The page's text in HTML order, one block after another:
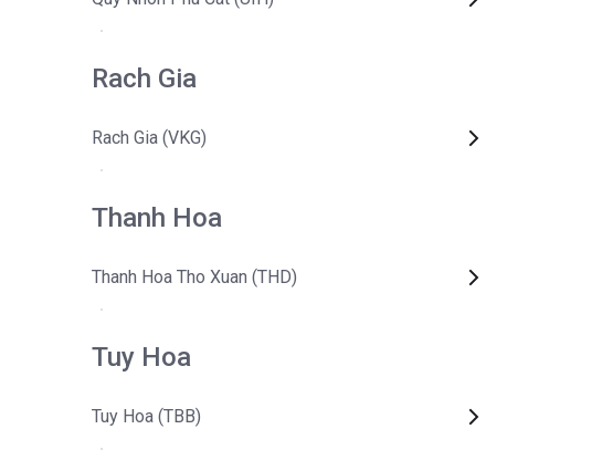
Rach Gia
Rach Gia (VKG)
Thanh Hoa
Thanh Hoa Tho Xuan (THD)
Tuy Hoa
Tuy Hoa (TBB)